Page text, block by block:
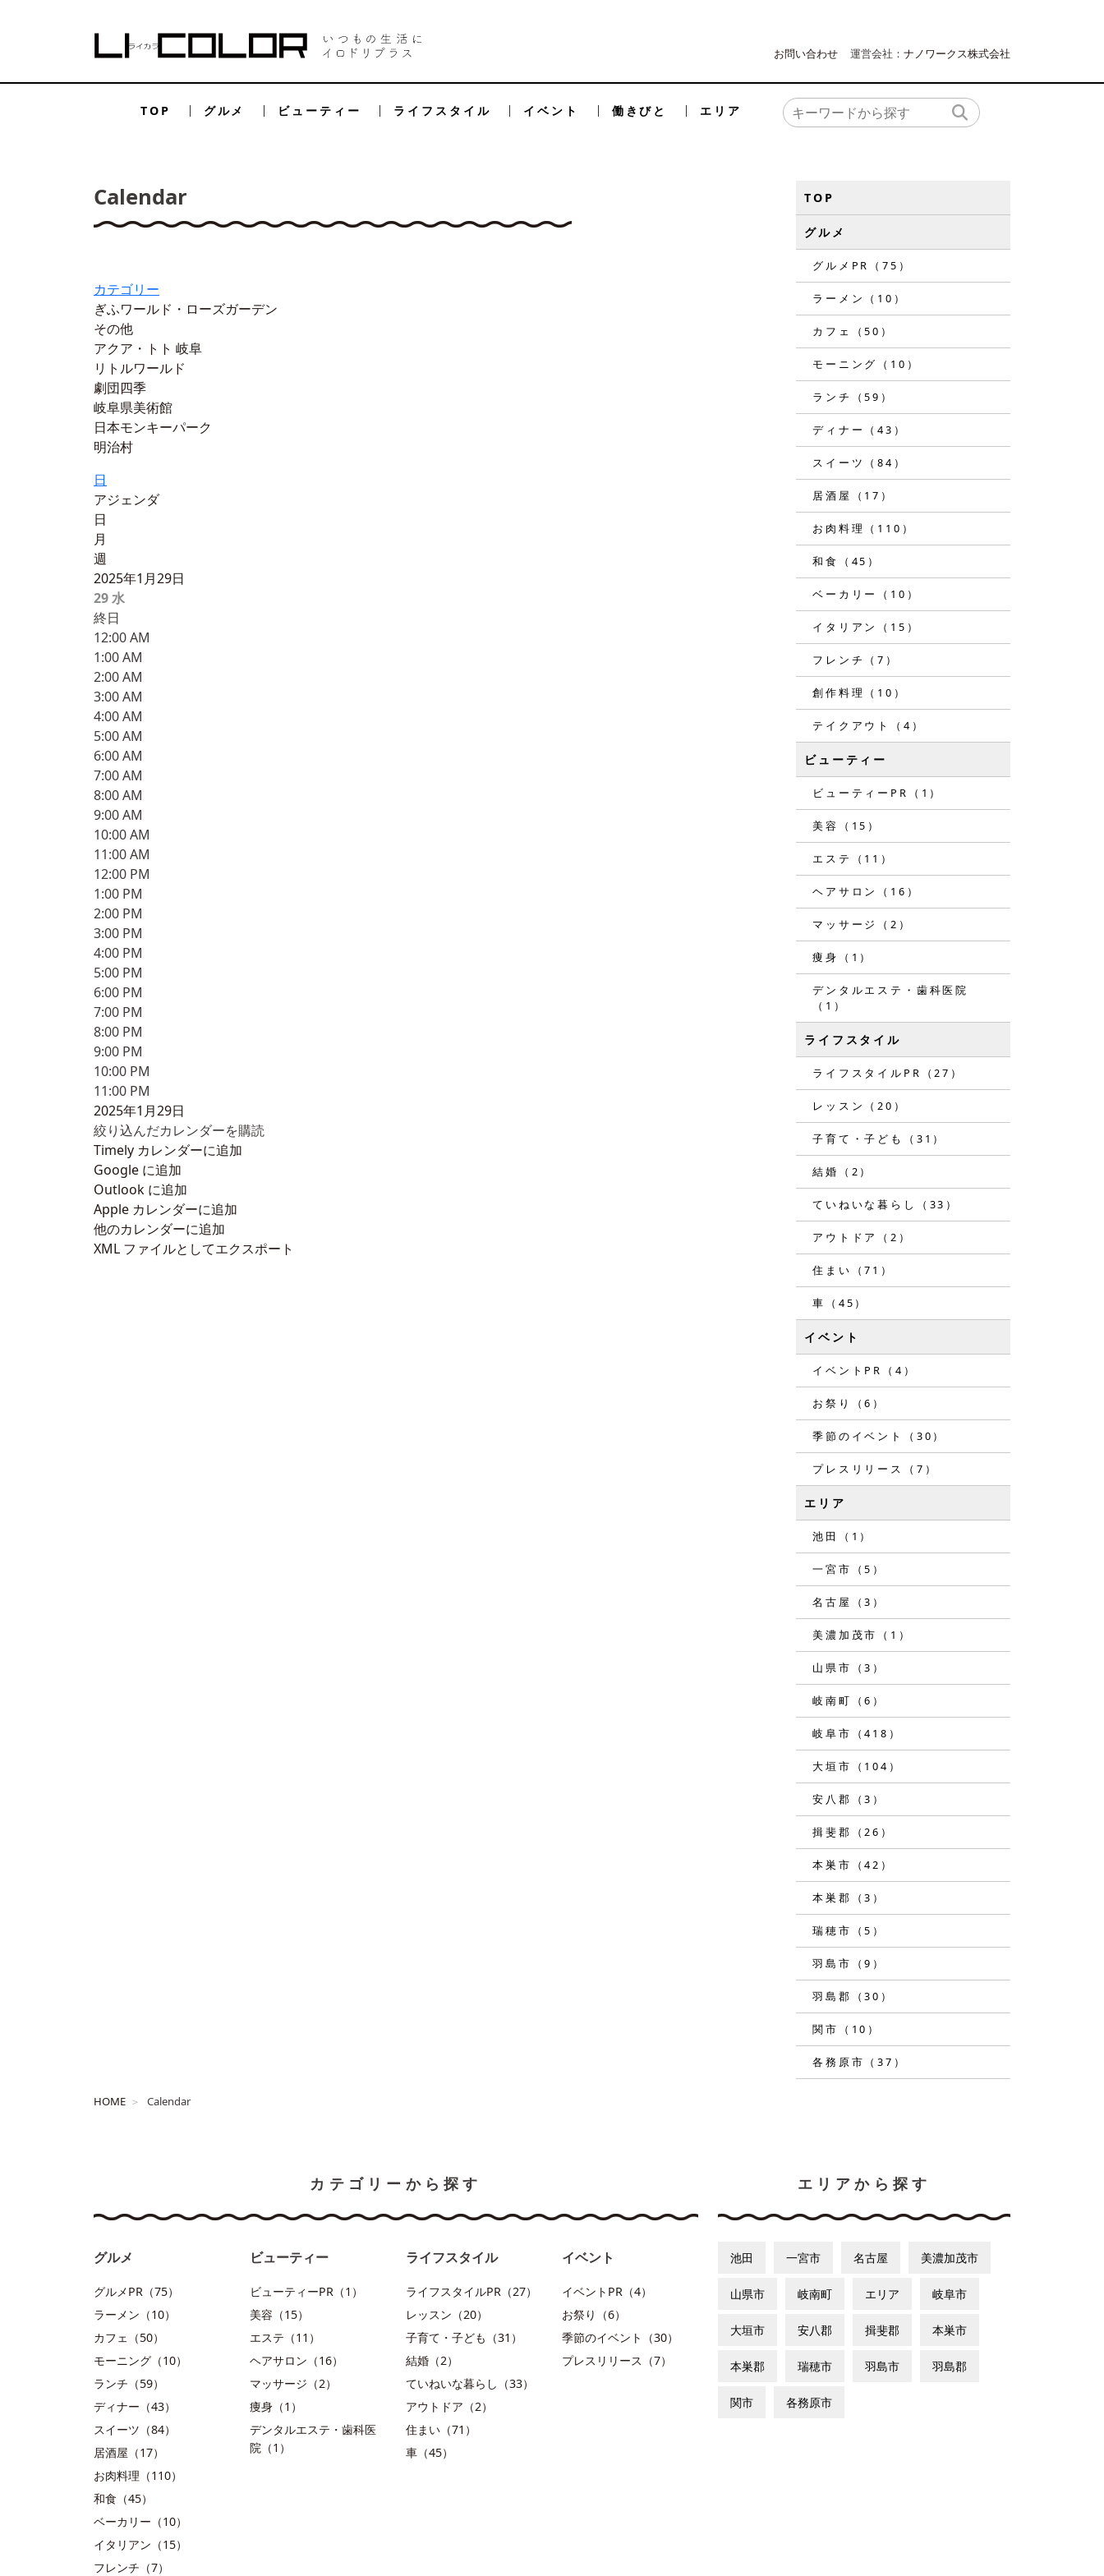
お問い合わせ 運営会社： ナノワークス株式会社
TOP グルメ ビューティー ライフスタイル イベント 働きびと エリア
Calendar
カテゴリー
ぎふワールド・ローズガーデン
その他
アクア・トト 岐阜
リトルワールド
劇団四季
岐阜県美術館
日本モンキーパーク
明治村
日
アジェンダ
日
月
週
2025年1月29日
29水
終日
12:00 AM
1:00 AM
2:00 AM
3:00 AM
4:00 AM
5:00 AM
6:00 AM
7:00 AM
8:00 AM
9:00 AM
10:00 AM
11:00 AM
12:00 PM
1:00 PM
2:00 PM
3:00 PM
4:00 PM
5:00 PM
6:00 PM
7:00 PM
8:00 PM
9:00 PM
10:00 PM
11:00 PM
2025年1月29日
絞り込んだカレンダーを購読
Timely カレンダーに追加
Google に追加
Outlook に追加
Apple カレンダーに追加
他のカレンダーに追加
XML ファイルとしてエクスポート
TOP
グルメ
グルメPR（75）
ラーメン（10）
カフェ（50）
モーニング（10）
ランチ（59）
ディナー（43）
スイーツ（84）
居酒屋（17）
お肉料理（110）
和食（45）
ベーカリー（10）
イタリアン（15）
フレンチ（7）
創作料理（10）
テイクアウト（4）
ビューティー
ビューティーPR（1）
美容（15）
エステ（11）
ヘアサロン（16）
マッサージ（2）
痩身（1）
デンタルエステ・歯科医院
（1）
ライフスタイル
ライフスタイルPR（27）
レッスン（20）
子育て・子ども（31）
結婚（2）
ていねいな暮らし（33）
アウトドア（2）
住まい（71）
車（45）
イベント
イベントPR（4）
お祭り（6）
季節のイベント（30）
プレスリリース（7）
エリア
池田（1）
一宮市（5）
名古屋（3）
美濃加茂市（1）
山県市（3）
岐南町（6）
岐阜市（418）
大垣市（104）
安八郡（3）
揖斐郡（26）
本巣市（42）
本巣郡（3）
瑞穂市（5）
羽島市（9）
羽島郡（30）
関市（10）
各務原市（37）
HOME Calendar
カテゴリーから探す
グルメ
グルメPR（75）
ラーメン（10）
カフェ（50）
モーニング（10）
ランチ（59）
ディナー（43）
スイーツ（84）
居酒屋（17）
お肉料理（110）
和食（45）
ベーカリー（10）
イタリアン（15）
フレンチ（7）
ビューティー
ビューティーPR（1）
美容（15）
エステ（11）
ヘアサロン（16）
マッサージ（2）
痩身（1）
デンタルエステ・歯科医
院（1）
ライフスタイル
ライフスタイルPR（27）
レッスン（20）
子育て・子ども（31）
結婚（2）
ていねいな暮らし（33）
アウトドア（2）
住まい（71）
車（45）
イベント
イベントPR（4）
お祭り（6）
季節のイベント（30）
プレスリリース（7）
エリアから探す
池田 一宮市 名古屋 美濃加茂市
山県市 岐南町 エリア 岐阜市
大垣市 安八郡 揖斐郡 本巣市
本巣郡 瑞穂市 羽島市 羽島郡
関市 各務原市